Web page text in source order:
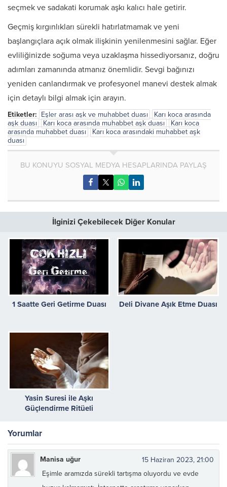
seçmek ve sadakati korumak aşkı kalıcı hale getirir.
Geçmiş kırgınlıkları sürekli hatırlatmamak ve yeni
başlangıçlara açık olmak ilişkinin yenilenmesini sağlar. Eğer
evliliğinizde soğuma veya uzaklaşma hissediyorsanız, doğru
adımları zamanında atmanız önemlidir. Sevgi bağınızı
yeniden canlandırmak ve profesyonel manevi destek almak
için detaylı bilgi almak için arayın.
Etiketler: Eşler arası aşk ve muhabbet duası
Karı koca arasında
aşk duası
Karı koca arasında muhabbet aşk duası
Karı koca
arasında muhabbet duası
Karı koca arasındaki muhabbet aşk
duası
BU KONUYU SOSYAL MEDYA HESAPLARINDA PAYLAŞ
İlginizi Çekebilecek Diğer Konular
1 Saatte Geri Getirme Duası Deli Divane Aşık Etme Duası
Yasin Suresi ile Aşkı
Güçlendirme Ritüeli
Yorumlar
Manisa uğur
15 Haziran 2023, 21:00
Eşimle aramızda sürekli tartışma oluyordu ve evde